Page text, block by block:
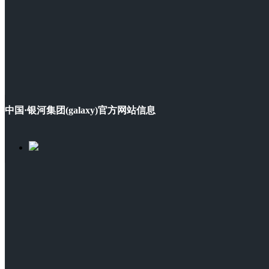
中国·银河集团(galaxy)官方网站信息